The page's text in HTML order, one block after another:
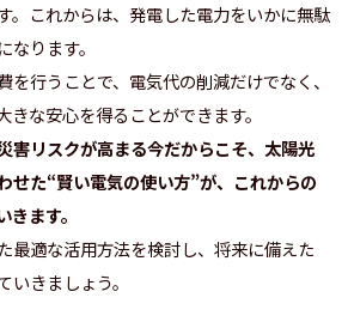
。これからは、発電した電力をいかに無駄
ります。
を行うことで、電気代の削減だけでなく、
きな安心を得ることができます。
害リスクが高まる今だからこそ、太陽光
せた“賢い電気の使い方”が、これからの
ます。
最適な活用方法を検討し、将来に備えた
きましょう。